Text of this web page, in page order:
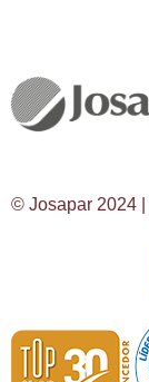
© Josapar 2024 |